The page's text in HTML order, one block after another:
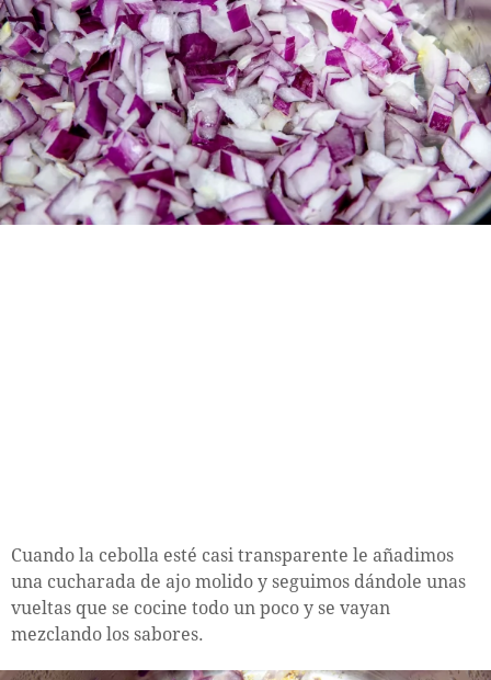
Cuando la cebolla esté casi transparente le añadimos
una cucharada de ajo molido y seguimos dándole unas
vueltas que se cocine todo un poco y se vayan
mezclando los sabores.